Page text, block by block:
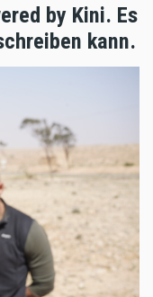
by Kini. Es
kann.